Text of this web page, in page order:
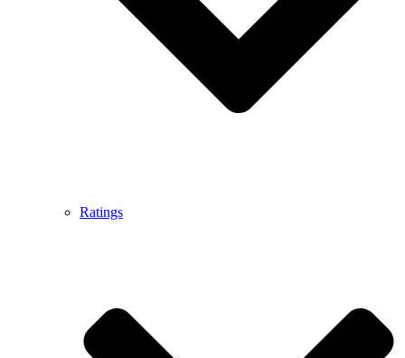
Ratings